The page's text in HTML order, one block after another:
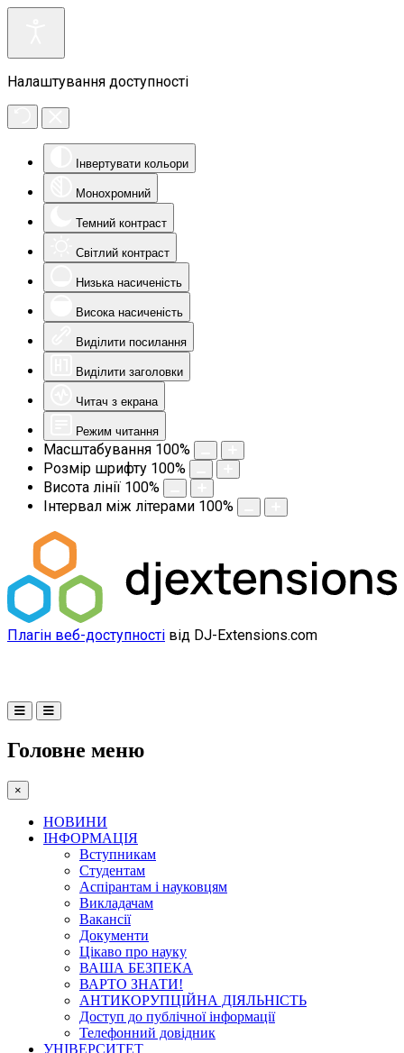
Налаштування доступності
Інвертувати кольори
Монохромний
Темний контраст
Світлий контраст
Низька насиченість
Висока насиченість
Виділити посилання
Виділити заголовки
Читач з екрана
Режим читання
Масштабування 100%
Розмір шрифту 100%
Висота лінії 100%
Інтервал між літерами 100%
Плагін веб-доступності від DJ-Extensions.com
Головне меню
×
НОВИНИ
ІНФОРМАЦІЯ
Вступникам
Студентам
Аспірантам і науковцям
Викладачам
Вакансії
Документи
Цікаво про науку
ВАША БЕЗПЕКА
ВАРТО ЗНАТИ!
АНТИКОРУПЦІЙНА ДІЯЛЬНІСТЬ
Доступ до публічної інформації
Телефонний довідник
УНІВЕРСИТЕТ